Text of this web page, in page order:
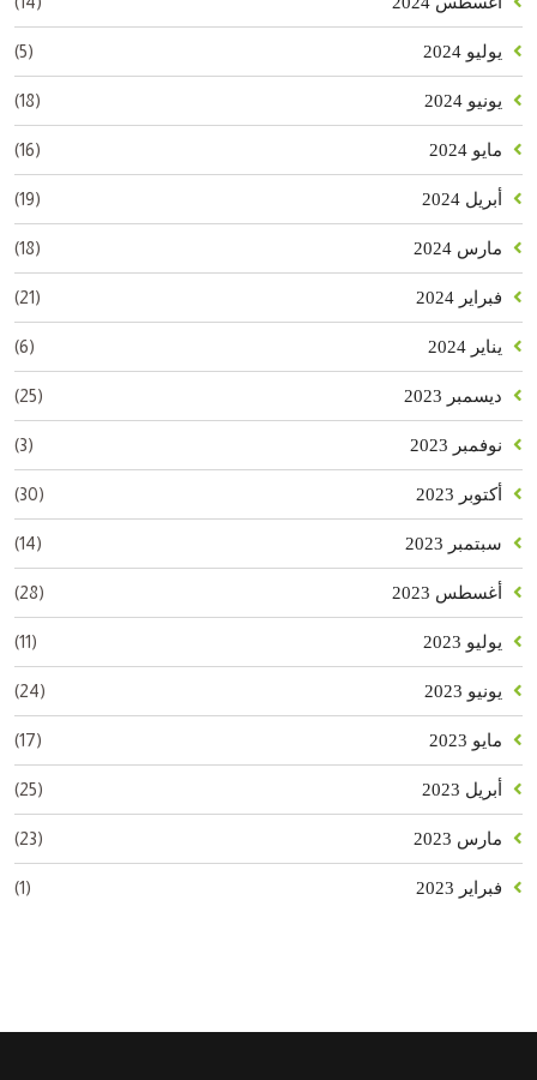
يوليو 2024 (5)
يونيو 2024 (18)
مايو 2024 (16)
أبريل 2024 (19)
مارس 2024 (18)
فبراير 2024 (21)
يناير 2024 (6)
ديسمبر 2023 (25)
نوفمبر 2023 (3)
أكتوبر 2023 (30)
سبتمبر 2023 (14)
أغسطس 2023 (28)
يوليو 2023 (11)
يونيو 2023 (24)
مايو 2023 (17)
أبريل 2023 (25)
مارس 2023 (23)
فبراير 2023 (1)